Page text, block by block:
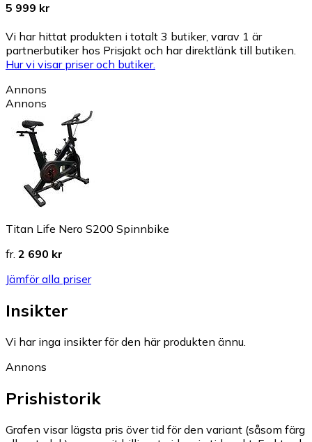
5 999 kr
Vi har hittat produkten i totalt 3 butiker, varav 1 är
partnerbutiker hos Prisjakt och har direktlänk till butiken.
Hur vi visar priser och butiker.
Annons
Annons
Titan Life Nero S200 Spinnbike
fr. 2 690 kr
Jämför alla priser
Insikter
Vi har inga insikter för den här produkten ännu.
Annons
Prishistorik
Grafen visar lägsta pris över tid för den variant (såsom färg